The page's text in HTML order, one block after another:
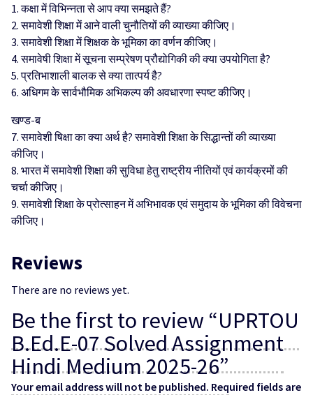
1. कक्षा में विभिन्नता से आप क्या समझते हैं?
2. समावेशी शिक्षा में आने वाली चुनौतियों की व्याख्या कीजिए।
3. समावेशी शिक्षा में शिक्षक के भूमिका का वर्णन कीजिए।
4. समावेषी शिक्षा में सूचना सम्प्रेषण प्रौद्योगिकी की क्या उपयोगिता है?
5. प्रतिभाशाली बालक से क्या तात्पर्य है?
6. अधिगम के सार्वभौमिक अभिकल्प की अवधारणा स्पष्ट कीजिए।
खण्ड-ब
7. समावेशी षिक्षा का क्या अर्थ है? समावेशी शिक्षा के सिद्धान्तों की व्याख्या
कीजिए।
8. भारत में समावेशी शिक्षा की सुविधा हेतु राष्ट्रीय नीतियों एवं कार्यक्रमों की
चर्चा कीजिए।
9. समावेशी शिक्षा के प्रोत्साहन में अभिभावक एवं समुदाय के भूमिका की विवेचना
कीजिए।
Reviews
There are no reviews yet.
Be the first to review “UPRTOU
B.Ed.E-07 Solved Assignment
Hindi Medium 2025-26”
Your email address will not be published. Required fields are